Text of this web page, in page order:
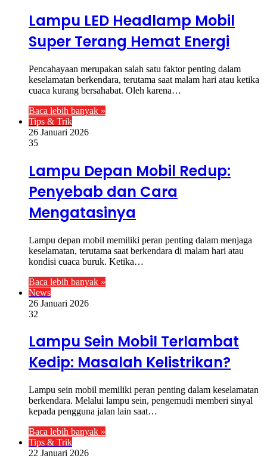
Lampu LED Headlamp Mobil
Super Terang Hemat Energi
Pencahayaan merupakan salah satu faktor penting dalam
keselamatan berkendara, terutama saat malam hari atau ketika
cuaca kurang bersahabat. Oleh karena…
Baca lebih banyak »
Tips & Trik
26 Januari 2026
35
Lampu Depan Mobil Redup:
Penyebab dan Cara
Mengatasinya
Lampu depan mobil memiliki peran penting dalam menjaga
keselamatan, terutama saat berkendara di malam hari atau
kondisi cuaca buruk. Ketika…
Baca lebih banyak »
News
26 Januari 2026
32
Lampu Sein Mobil Terlambat
Kedip: Masalah Kelistrikan?
Lampu sein mobil memiliki peran penting dalam keselamatan
berkendara. Melalui lampu sein, pengemudi memberi sinyal
kepada pengguna jalan lain saat…
Baca lebih banyak »
Tips & Trik
22 Januari 2026